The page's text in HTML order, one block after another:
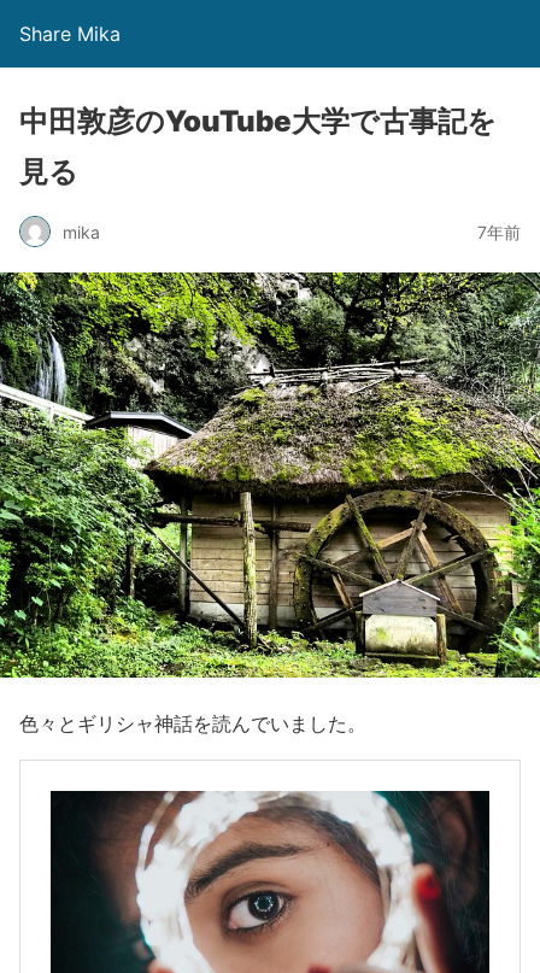
Share Mika
中田敦彦のYouTube大学で古事記を
見る
mika 7年前
色々とギリシャ神話を読んでいました。